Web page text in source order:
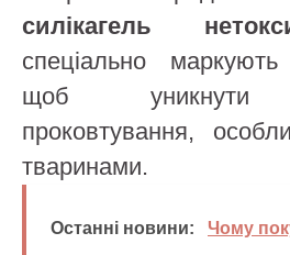
силікагель
спеціально
щоб уникнути
проковтування,
тваринами.
Останні новини:
Чому